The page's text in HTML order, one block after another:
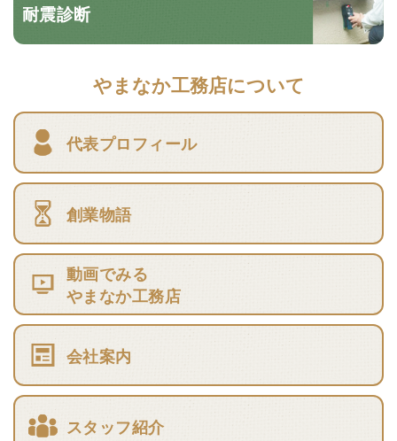
耐震診断
やまなか工務店について
代表プロフィール
創業物語
動画でみる
やまなか工務店
会社案内
スタッフ紹介